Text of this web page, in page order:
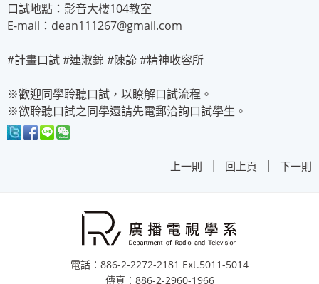
口試地點：影音大樓104教室
E-mail：dean111267@gmail.com
#計畫口試 #連淑錦 #陳諦 #精神收容所
※歡迎同學聆聽口試，以瞭解口試流程。
※欲聆聽口試之同學還請先電郵洽詢口試學生。
上一則 | 回上頁 | 下一則
電話：886-2-2272-2181 Ext.5011-5014
傳真：886-2-2960-1966